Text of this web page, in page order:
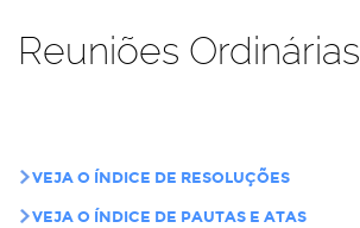
Reuniões Ordinárias
VEJA O ÍNDICE DE RESOLUÇÕES
VEJA O ÍNDICE DE PAUTAS E ATAS